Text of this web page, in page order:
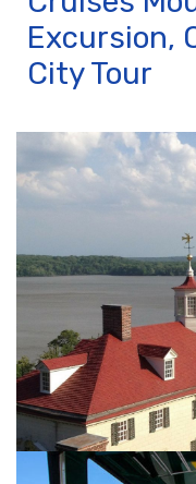
Excursion,
City Tour